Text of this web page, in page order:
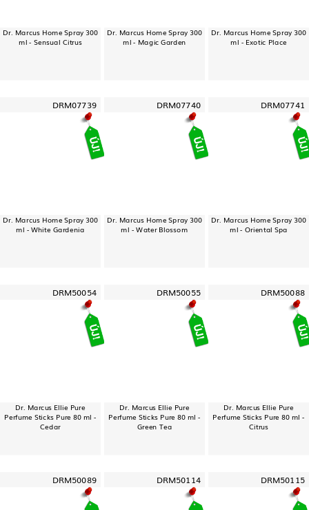
Dr. Marcus Home Spray 300
ml - Sensual Citrus
Dr. Marcus Home Spray 300
ml - Magic Garden
Dr. Marcus Home Spray 300
ml - Exotic Place
DRM07739
Dr. Marcus Home Spray 300
ml - White Gardenia
DRM07740
Dr. Marcus Home Spray 300
ml - Water Blossom
DRM07741
Dr. Marcus Home Spray 300
ml - Oriental Spa
DRM50054
Dr. Marcus Ellie Pure
Perfume Sticks Pure 80 ml -
Cedar
DRM50055
Dr. Marcus Ellie Pure
Perfume Sticks Pure 80 ml -
Green Tea
DRM50088
Dr. Marcus Ellie Pure
Perfume Sticks Pure 80 ml -
Citrus
DRM50089 DRM50114 DRM50115